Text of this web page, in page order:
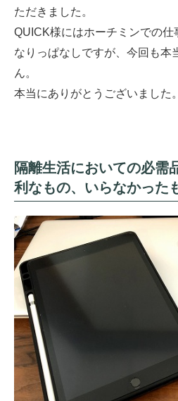
ただきました。
QUICK様にはホーチミンでの仕
なりっぱなしですが、今回も本
ん。
本当にありがとうございました。
隔離生活においての必需
利なもの、いらなかった